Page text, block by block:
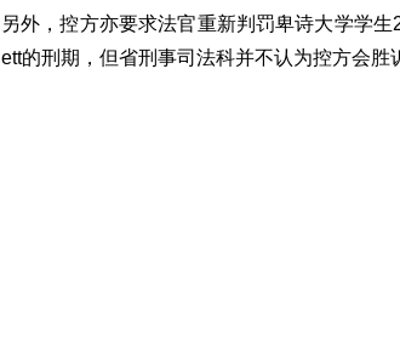
另外，控方亦要求法官重新判罚卑诗大学学
ett的刑期，但省刑事司法科并不认为控方会胜